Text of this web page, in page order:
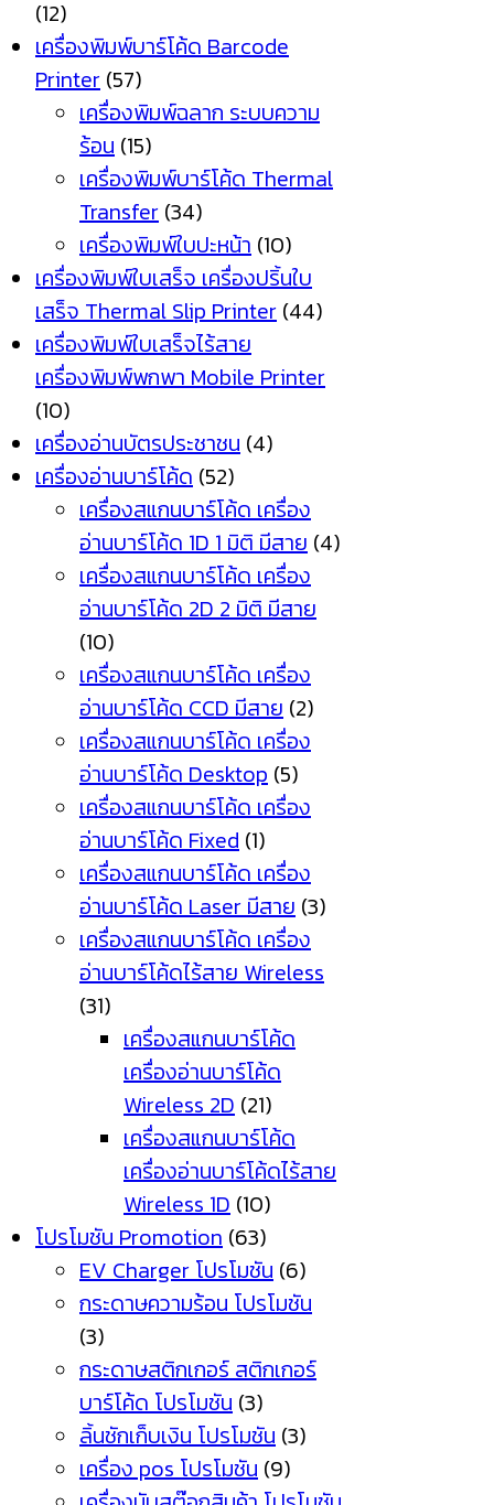
(12)
เครื่องพิมพ์บาร์โค้ด Barcode
Printer (57)
เครื่องพิมพ์ฉลาก ระบบความ
ร้อน (15)
เครื่องพิมพ์บาร์โค้ด Thermal
Transfer (34)
เครื่องพิมพ์ใบปะหน้า (10)
เครื่องพิมพ์ใบเสร็จ เครื่องปริ้นใบ
เสร็จ Thermal Slip Printer (44)
เครื่องพิมพ์ใบเสร็จไร้สาย
เครื่องพิมพ์พกพา Mobile Printer
(10)
เครื่องอ่านบัตรประชาชน (4)
เครื่องอ่านบาร์โค้ด (52)
เครื่องสแกนบาร์โค้ด เครื่อง
อ่านบาร์โค้ด 1D 1 มิติ มีสาย (4)
เครื่องสแกนบาร์โค้ด เครื่อง
อ่านบาร์โค้ด 2D 2 มิติ มีสาย
(10)
เครื่องสแกนบาร์โค้ด เครื่อง
อ่านบาร์โค้ด CCD มีสาย (2)
เครื่องสแกนบาร์โค้ด เครื่อง
อ่านบาร์โค้ด Desktop (5)
เครื่องสแกนบาร์โค้ด เครื่อง
อ่านบาร์โค้ด Fixed (1)
เครื่องสแกนบาร์โค้ด เครื่อง
อ่านบาร์โค้ด Laser มีสาย (3)
เครื่องสแกนบาร์โค้ด เครื่อง
อ่านบาร์โค้ดไร้สาย Wireless
(31)
เครื่องสแกนบาร์โค้ด
เครื่องอ่านบาร์โค้ด
Wireless 2D (21)
เครื่องสแกนบาร์โค้ด
เครื่องอ่านบาร์โค้ดไร้สาย
Wireless 1D (10)
โปรโมชัน Promotion (63)
EV Charger โปรโมชัน (6)
กระดาษความร้อน โปรโมชัน
(3)
กระดาษสติกเกอร์ สติกเกอร์
บาร์โค้ด โปรโมชัน (3)
ลิ้นชักเก็บเงิน โปรโมชัน (3)
เครื่อง pos โปรโมชัน (9)